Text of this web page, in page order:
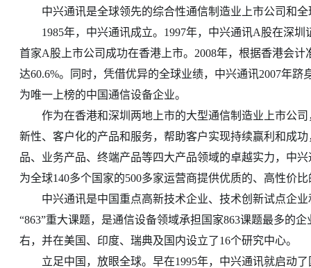
中兴通讯是全球领先的综合性通信制造业上市公司和全
1985年，中兴通讯成立。1997年，中兴通讯A股在深圳
首家A股上市公司成功在香港上市。2008年，根据香港会
达60.6%。同时，凭借优异的全球业绩，中兴通讯2007年
为唯一上榜的中国通信设备企业。
作为在香港和深圳两地上市的大型通信制造业上市公司
新性、客户化的产品和服务，帮助客户实现持续赢利和成
品、业务产品、终端产品等四大产品领域的卓越实力，中
为全球140多个国家的500多家运营商提供优质的、高性价
中兴通讯是中国重点高新技术企业、技术创新试点企业
“863”重大课题，是通信设备领域承担国家863课题最多的
右，并在美国、印度、瑞典及国内设立了16个研究中心。
立足中国，放眼全球。早在1995年，中兴通讯就启动了